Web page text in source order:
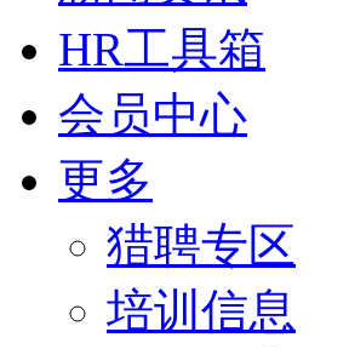
HR工具箱
会员中心
更多
猎聘专区
培训信息